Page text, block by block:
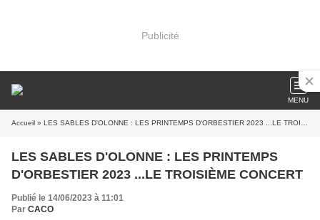
Publicité
MENU
Accueil » LES SABLES D'OLONNE : LES PRINTEMPS D'ORBESTIER 2023 ...LE TROISIÈME CONCERT
LES SABLES D'OLONNE : LES PRINTEMPS
D'ORBESTIER 2023 ...LE TROISIÈME CONCERT
Publié le 14/06/2023 à 11:01
Par CACO